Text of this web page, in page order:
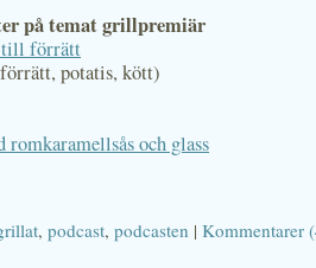
på temat grillpremiär
till förrätt
potatis, kött)
romkaramellsås och glass
, podcast, podcasten | Kommentarer